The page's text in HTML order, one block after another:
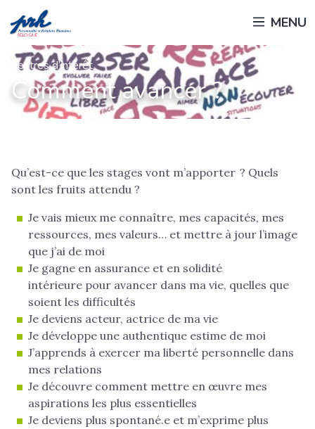
au
contenu
principal
MENU
Centres d’intérêt
Comment avancer ?
Qu’est-ce que les stages vont m’apporter ? Quels
sont les fruits attendu ?
Je vais mieux me connaître, mes capacités, mes
ressources, mes valeurs… et mettre à jour l’image
que j’ai de moi
Je gagne en assurance et en solidité
intérieure pour avancer dans ma vie, quelles que
soient les difficultés
Je deviens acteur, actrice de ma vie
Je développe une authentique estime de moi
J’apprends à exercer ma liberté personnelle dans
mes relations
Je découvre comment mettre en œuvre mes
aspirations les plus essentielles
Je deviens plus spontané.e et m’exprime plus